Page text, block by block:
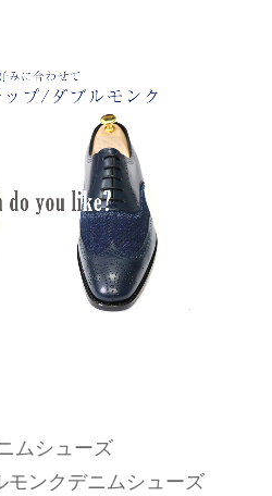
ムシューズ
モンクデニムシューズ